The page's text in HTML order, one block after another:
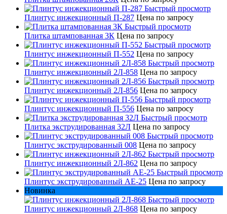
Быстрый просмотр
Плинтус инжекционный П-287 Цена по запросу
Быстрый просмотр
Плитка штампованная 3К Цена по запросу
Быстрый просмотр
Плинтус инжекционный П-552 Цена по запросу
Быстрый просмотр
Плинтус инжекционный 2Л-858 Цена по запросу
Быстрый просмотр
Плинтус инжекционный 2Л-856 Цена по запросу
Быстрый просмотр
Плинтус инжекционный П-556 Цена по запросу
Быстрый просмотр
Плитка экструдированная 32Л Цена по запросу
Быстрый просмотр
Плинтус экструдированный 008 Цена по запросу
Быстрый просмотр
Плинтус инжекционный 2Л-862 Цена по запросу
Быстрый просмотр
Плинтус экструдированный AE-25 Цена по запросу
Новинка
Быстрый просмотр
Плинтус инжекционный 2Л-868 Цена по запросу